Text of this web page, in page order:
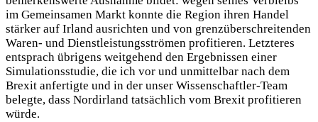
im Gemeinsamen Markt konnte die Region ihren Handel
stärker auf Irland ausrichten und von grenzüberschreitenden
Waren- und Dienstleistungsströmen profitieren. Letzteres
entsprach übrigens weitgehend den Ergebnissen einer
Simulationsstudie, die ich vor und unmittelbar nach dem
Brexit anfertigte und in der unser Wissenschaftler-Team
belegte, dass Nordirland tatsächlich vom Brexit profitieren
würde.